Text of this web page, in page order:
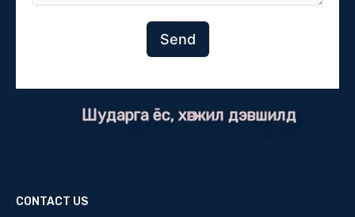
Send
Шударга ёс, хөгжил дэвшилд
CONTACT US